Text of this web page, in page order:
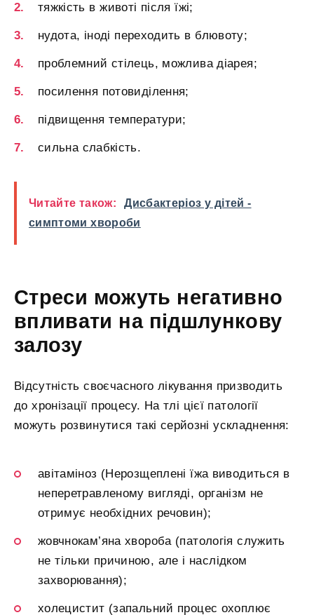
тяжкість в животі після їжі;
нудота, іноді переходить в блювоту;
проблемний стілець, можлива діарея;
посилення потовиділення;
підвищення температури;
сильна слабкість.
Читайте також:
Дисбактеріоз у дітей -
симптоми хвороби
Стреси можуть негативно
впливати на підшлункову
залозу
Відсутність своєчасного лікування призводить
до хронізації процесу. На тлі цієї патології
можуть розвинутися такі серйозні ускладнення:
авітаміноз (Нерозщеплені їжа виводиться в
неперетравленому вигляді, організм не
отримує необхідних речовин);
жовчнокам’яна хвороба (патологія служить
не тільки причиною, але і наслідком
захворювання);
холецистит (запальний процес охоплює